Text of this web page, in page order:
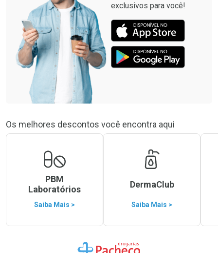
exclusivos para você!
Os melhores descontos você encontra aqui
PBM
Laboratórios
Saiba Mais >
DermaClub
Saiba Mais >
Ir para a Home